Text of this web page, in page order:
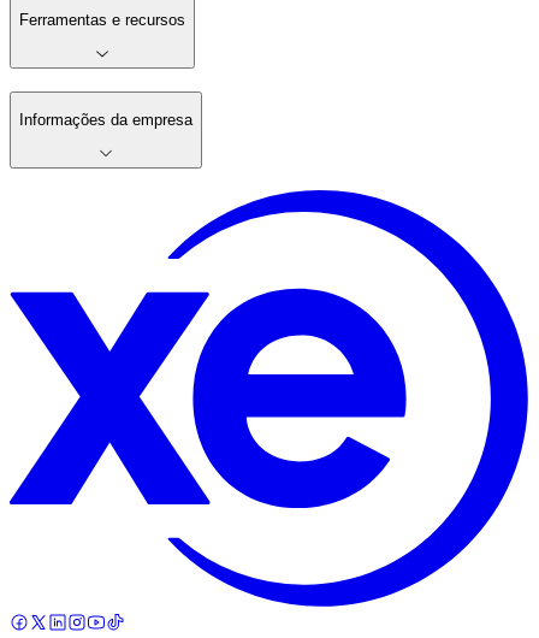
Ferramentas e recursos
Informações da empresa